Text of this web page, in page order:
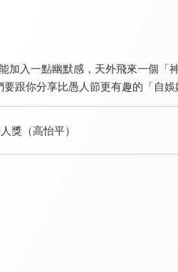
入一點幽默感，天外飛來一個「
跟你分享比愚人節更有趣的「自
獎（高怡平）